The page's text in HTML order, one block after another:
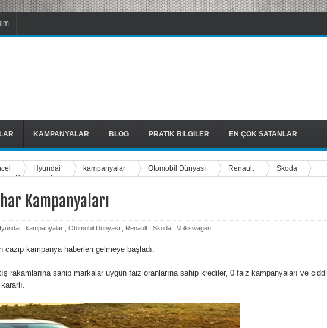
KAMPANYALAR BLOG PRATIK BILGILER EN ÇOK SATANLAR
Hyundai kampanyalar Otomobil Dünyası Renault
Skoda
Kampanyaları
Kampanyaları
kampanyalar Otomobil Dünyası Renault Skoda Volkswagen
kampanya haberleri gelmeye başladı.
rakamlarına sahip markalar uygun faiz oranlarına sahip krediler, 0 faiz kampanyaları ve ciddi